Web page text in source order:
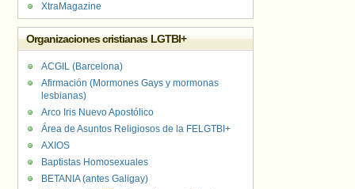
XtraMagazine
Organizaciones cristianas LGTBI+
ACGIL (Barcelona)
Afirmación (Mormones Gays y mormonas
lesbianas)
Arco Iris Nuevo Apostólico
Área de Asuntos Religiosos de la FELGTBI+
AXIOS
Baptistas Homosexuales
BETANIA (antes Galigay)